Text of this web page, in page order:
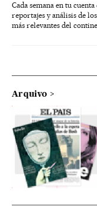
Cada semana en tu
reportajes y análisis de
más relevantes del
Arquivo